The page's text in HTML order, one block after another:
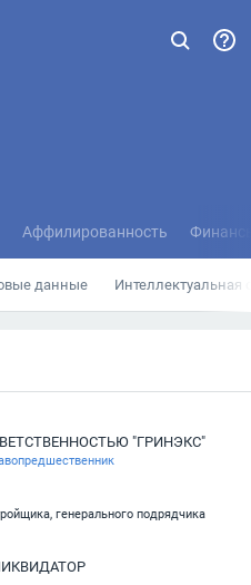
Аффилированность
данные Интеллектуальная
"ГРИНЭКС"
генерального подрядчика